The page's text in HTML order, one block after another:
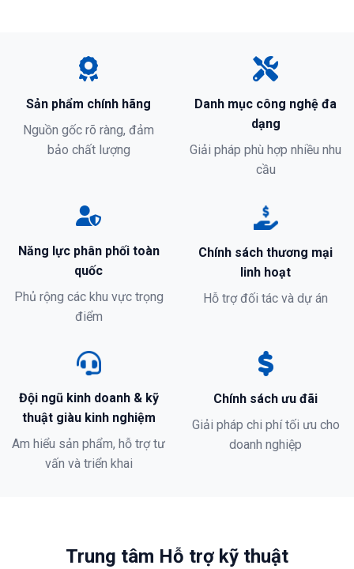
Sản phẩm chính hãng
Nguồn gốc rõ ràng, đảm
bảo chất lượng
Danh mục công nghệ đa
dạng
Giải pháp phù hợp nhiều nhu
cầu
Năng lực phân phối toàn
quốc
Phủ rộng các khu vực trọng
điểm
Chính sách thương mại
linh hoạt
Hỗ trợ đối tác và dự án
Đội ngũ kinh doanh & kỹ
thuật giàu kinh nghiệm
Am hiểu sản phẩm, hỗ trợ tư
vấn và triển khai
Chính sách ưu đãi
Giải pháp chi phí tối ưu cho
doanh nghiệp
Trung tâm Hỗ trợ kỹ thuật